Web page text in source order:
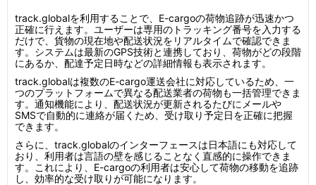
track.globalを利用することで、E-cargoの荷物追跡が迅速かつ
正確に行えます。ユーザーは専用のトラッキング番号を入力する
だけで、貨物の現在地や配送状況をリアルタイムで確認できま
す。システムは最新のGPS技術と連携しており、荷物がどの段階
にあるか、配達予定日時などの詳細情報も表示されます。
track.globalは複数のE-cargo運送会社に対応しているため、一
つのプラットフォームで異なる配送業者の荷物も一括管理できま
す。通知機能により、配送状況が更新されるたびにメールや
SMSで自動的に連絡が届くため、受け取り予定日を正確に把握
できます。
さらに、track.globalのインターフェースは日本語にも対応して
おり、利用者は言語の壁を感じることなく直感的に操作できま
す。これにより、E-cargoの利用者は安心して荷物の移動を追跡
し、効率的な受け取りが可能になります。